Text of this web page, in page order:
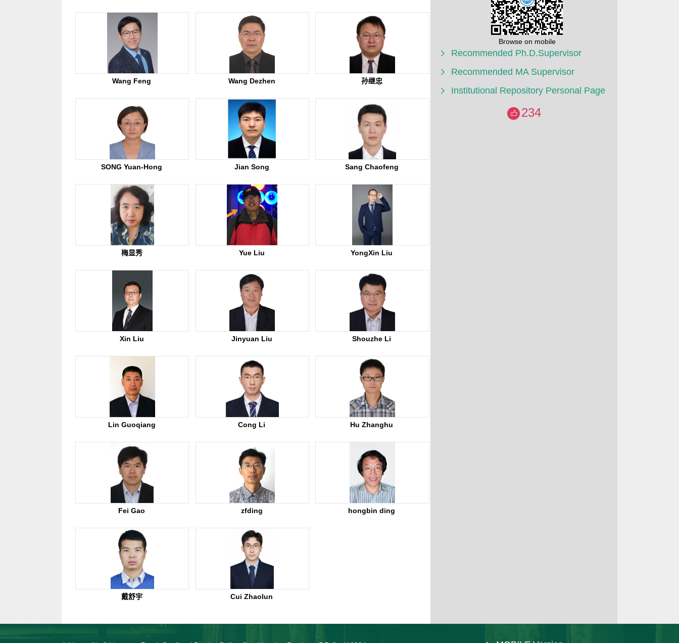
Wang Feng Wang Dezhen 孙继忠
SONG Yuan-Hong Jian Song Sang Chaofeng
梅显秀 Yue Liu YongXin Liu
Xin Liu Jinyuan Liu Shouzhe Li
Lin Guoqiang Cong Li Hu Zhanghu
Fei Gao zfding hongbin ding
戴舒宇 Cui Zhaolun
Browse on mobile
Recommended Ph.D.Supervisor
Recommended MA Supervisor
Institutional Repository Personal Page
234